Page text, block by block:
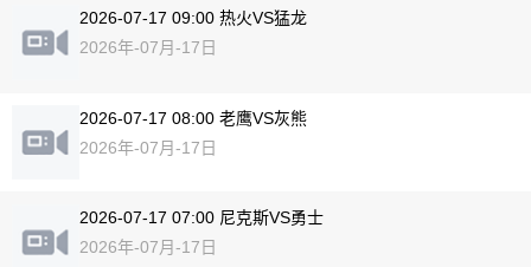
2026-07-17 09:00 热火VS猛龙
2026年-07月-17日
2026-07-17 08:00 老鹰VS灰熊
2026年-07月-17日
2026-07-17 07:00 尼克斯VS勇士
2026年-07月-17日